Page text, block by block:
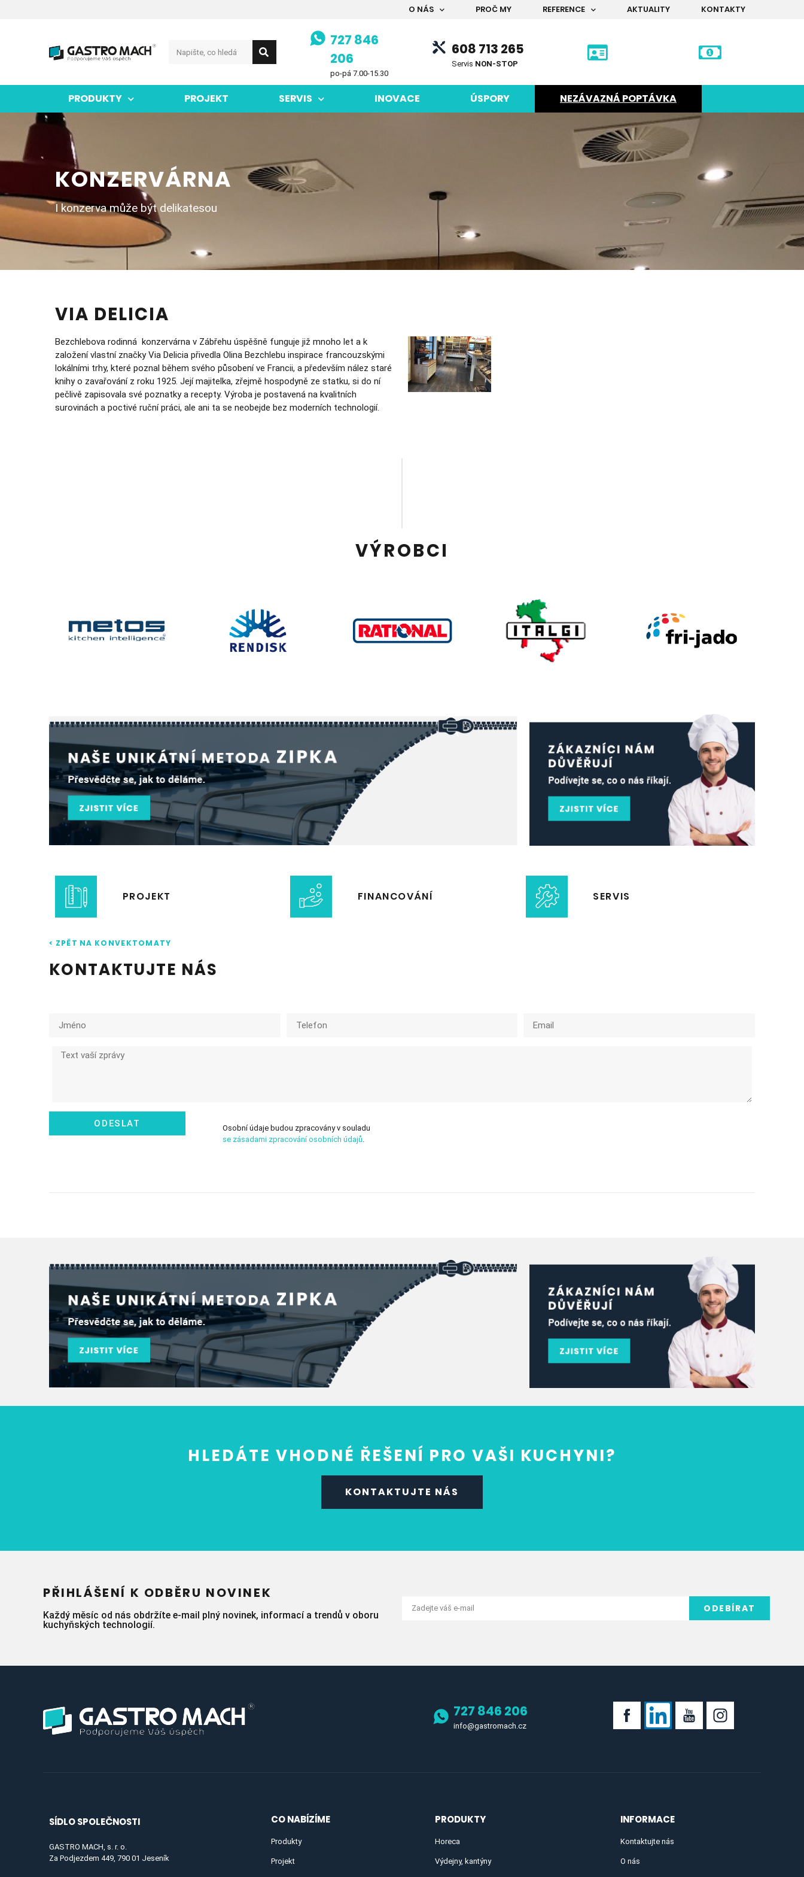
O NÁS PROČ MY REFERENCE AKTUALITY KONTAKTY
727 846
206
po-pá 7.00-15.30
608 713 265
Servis NON-STOP
PRODUKTY PROJEKT SERVIS INOVACE ÚSPORY NEZÁVAZNÁ POPTÁVKA
KONZERVÁRNA
I konzerva může být delikatesou
VIA DELICIA
Bezchlebova rodinná konzervárna v Zábřehu úspěšně funguje již mnoho let a k
založení vlastní značky Via Delicia přivedla Olina Bezchlebu inspirace francouzskými
lokálními trhy, které poznal během svého působení ve Francii, a především nález staré
knihy o zavařování z roku 1925. Její majitelka, zřejmě hospodyně ze statku, si do ní
pečlivě zapisovala své poznatky a recepty. Výroba je postavená na kvalitních
surovinách a poctivé ruční práci, ale ani ta se neobejde bez moderních technologií.
VÝROBCI
PROJEKT FINANCOVÁNÍ SERVIS
< ZPĚT NA KONVEKTOMATY
KONTAKTUJTE NÁS
ODESLAT
Osobní údaje budou zpracovány v souladu
se zásadami zpracování osobních údajů.
HLEDÁTE VHODNÉ ŘEŠENÍ PRO VAŠI KUCHYNI?
KONTAKTUJTE NÁS
PŘIHLÁŠENÍ K ODBĚRU NOVINEK
Každý měsíc od nás obdržíte e-mail plný novinek, informací a trendů v oboru
kuchyňských technologií.
ODEBÍRAT
727 846 206
info@gastromach.cz
SÍDLO SPOLEČNOSTI
GASTRO MACH, s. r. o.
Za Podjezdem 449, 790 01 Jeseník
CO NABÍZÍME
Produkty
Projekt
PRODUKTY
Horeca
Výdejny, kantýny
INFORMACE
Kontaktujte nás
O nás